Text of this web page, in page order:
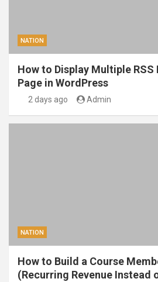
NATION
How to Display Multiple RSS
Page in WordPress
2 days ago Admin
NATION
How to Build a Course
(Recurring Revenue Instead